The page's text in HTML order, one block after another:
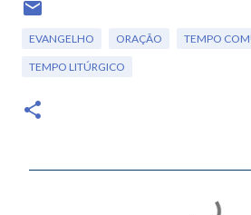
EVANGELHO ORAÇÃO TEMPO
TEMPO LITÚRGICO